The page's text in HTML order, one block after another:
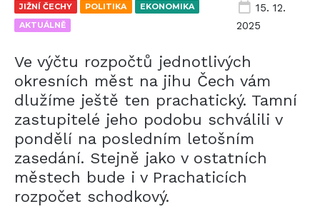
JIŽNÍ ČECHY POLITIKA
EKONOMIKA
AKTUÁLNĚ
15. 12.
2025
Ve výčtu rozpočtů jednotlivých
okresních měst na jihu Čech vám
dlužíme ještě ten prachatický. Tamní
zastupitelé jeho podobu schválili v
pondělí na posledním letošním
zasedání. Stejně jako v ostatních
městech bude i v Prachaticích
rozpočet schodkový.